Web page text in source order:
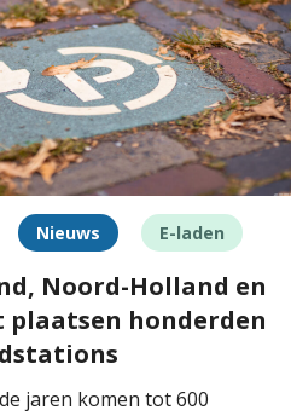
Nieuws E-laden
Noord-Holland en
plaatsen honderden
jaren komen tot 600